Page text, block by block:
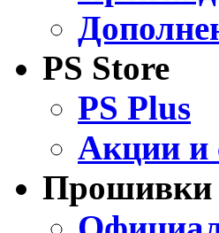
PS Store
PS Plus
Акции и
Прошивки